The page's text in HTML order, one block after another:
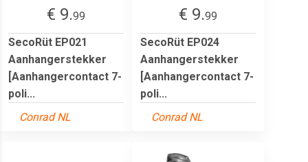
€ 9.99
SecoRüt EP021
Aanhangerstekker
[Aanhangercontact 7-
poli...
Conrad NL
€ 9.99
SecoRüt EP024
Aanhangerstekker
[Aanhangercontact 7-
poli...
Conrad NL